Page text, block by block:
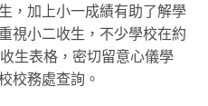
，加上小一成績有助了解學
視小二收生，不少學校在約
生表格，密切留意心儀學
校務處查詢。